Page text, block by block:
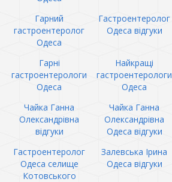
Гарний
гастроентеролог
Одеса
Гастроентеролог
Одеса відгуки
Гарні
гастроентерологи
Одеса
Найкращі
гастроентерологи
Одеса
Чайка Ганна
Олександрівна
відгуки
Чайка Ганна
Олександрівна
Одеса відгуки
Гастроентеролог
Одеса селище
Котовського
Залевська Ірина
Одеса відгуки